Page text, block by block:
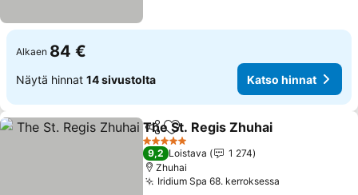
Alkaen 84 €
Näytä hinnat 14 sivustolta Katso hinnat
Jaa Lisää suosikkeihin
The St. Regis Zhuhai
5 Tähtiluokitus
9,2 Loistava
1 274
Zhuhai
Iridium Spa 68. kerroksessa